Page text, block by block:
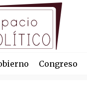
Congreso